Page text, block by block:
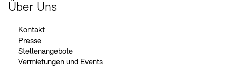
Über Uns
Kontakt
Presse
Stellenangebote
Vermietungen und Events